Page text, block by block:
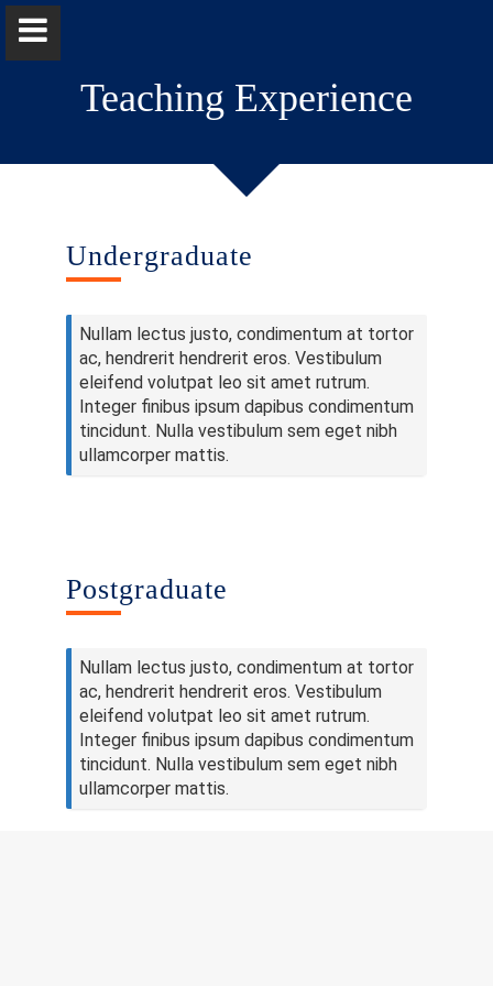
Professor Manuj Weerasinghe
Positions
Qualifications & Fellowships
Research & Grants
Teaching Experience
Undergraduate
Nullam lectus justo, condimentum at tortor
ac, hendrerit hendrerit eros. Vestibulum
eleifend volutpat leo sit amet rutrum.
Integer finibus ipsum dapibus condimentum
tincidunt. Nulla vestibulum sem eget nibh
ullamcorper mattis.
Postgraduate
Nullam lectus justo, condimentum at tortor
ac, hendrerit hendrerit eros. Vestibulum
eleifend volutpat leo sit amet rutrum.
Integer finibus ipsum dapibus condimentum
tincidunt. Nulla vestibulum sem eget nibh
ullamcorper mattis.